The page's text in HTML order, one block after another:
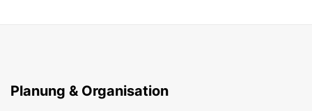
Planung & Organisation